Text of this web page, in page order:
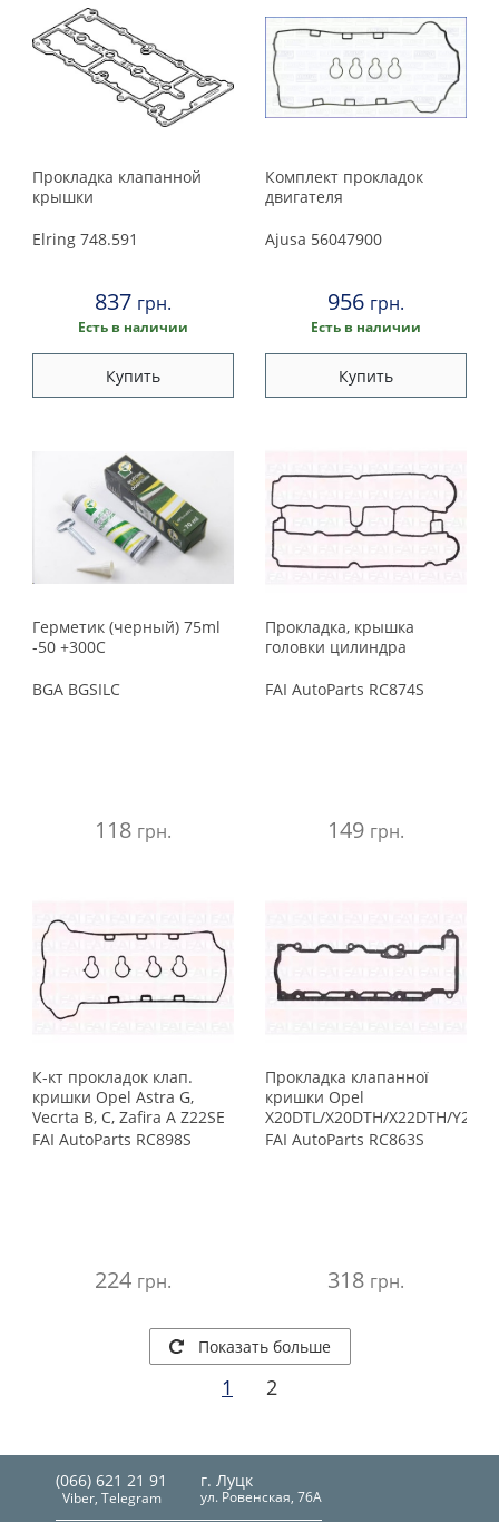
Прокладка клапанной
крышки
Elring 748.591
837 грн.
Есть в наличии
Купить
Комплект прокладок
двигателя
Ajusa 56047900
956 грн.
Есть в наличии
Купить
Герметик (черный) 75ml
-50 +300C
BGA BGSILC
118 грн.
Прокладка, крышка
головки цилиндра
FAI AutoParts RC874S
149 грн.
К-кт прокладок клап.
кришки Opel Astra G,
Vecrta B, C, Zafira A Z22SE
FAI AutoParts RC898S
224 грн.
Прокладка клапанної
кришки Opel
X20DTL/X20DTH/X22DTH/
FAI AutoParts RC863S
318 грн.
Показать больше
1 2
(066) 621 21 91
Viber, Telegram
г. Луцк
ул. Ровенская, 76А